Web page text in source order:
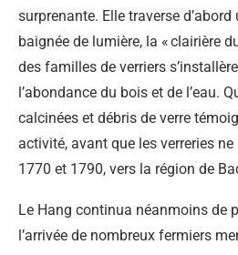
surprenante. Elle traverse d’abord
baignée de lumière, la « clairière
des familles de verriers
l’abondance du bois et de l’eau.
calcinées et débris de verre
activité, avant que les verreries
1770 et 1790, vers la région de
Le Hang continua néanmoins de
l’arrivée de nombreux fermiers